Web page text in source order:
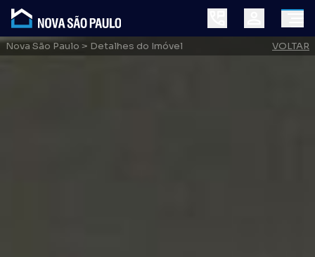
Nova São Paulo > Detalhes do Imóvel VOLTAR